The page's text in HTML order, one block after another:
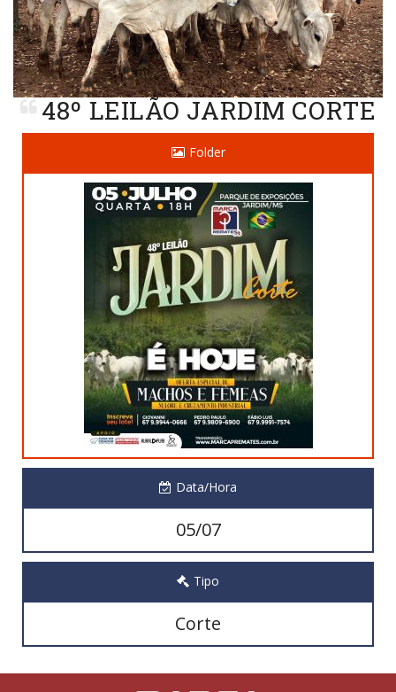
48º LEILÃO JARDIM CORTE
Folder
Data/Hora
05/07
Tipo
Corte